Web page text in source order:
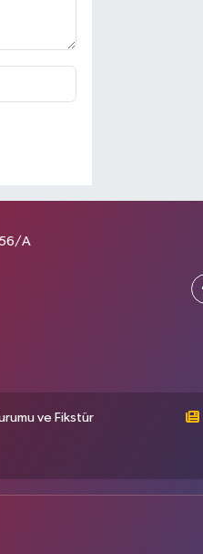
A
ve Fikstür